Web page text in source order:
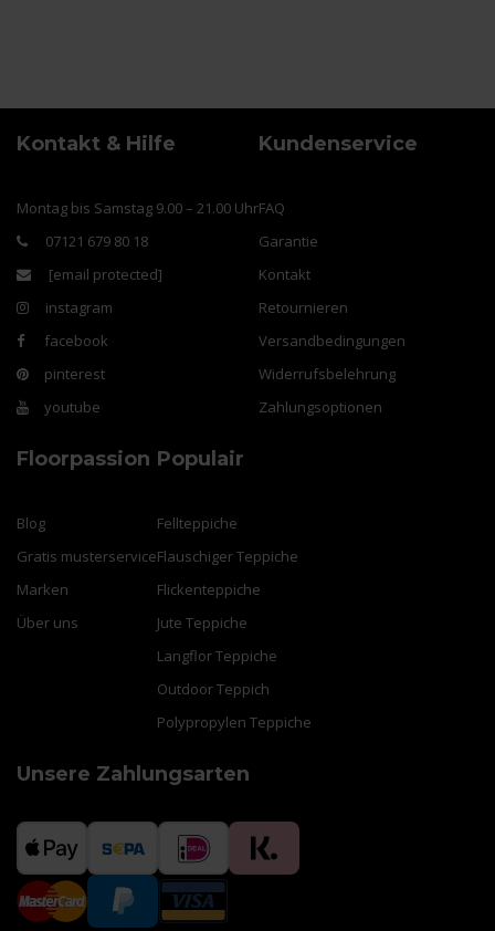
Kontakt & Hilfe
Montag bis Samstag 9.00 – 21.00 Uhr
07121 679 80 18
[email protected]
instagram
facebook
pinterest
youtube
Kundenservice
FAQ
Garantie
Kontakt
Retournieren
Versandbedingungen
Widerrufsbelehrung
Zahlungsoptionen
Floorpassion
Blog
Gratis musterservice
Marken
Über uns
Populair
Fellteppiche
Flauschiger Teppiche
Flickenteppiche
Jute Teppiche
Langflor Teppiche
Outdoor Teppich
Polypropylen Teppiche
Unsere Zahlungsarten